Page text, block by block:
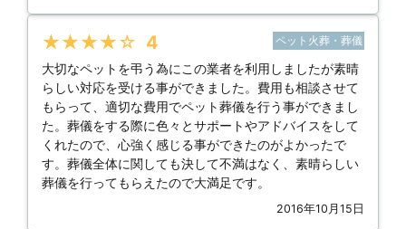
★★★★★ 4 ペット火葬・葬儀
大切なペットを弔う為にこの業者を利用しましたが素晴
らしい対応を受ける事ができました。費用も相談させて
もらって、適切な費用でペット葬儀を行う事ができまし
た。葬儀をする際に色々とサポートやアドバイスをして
くれたので、心強く感じる事ができたのがよかったで
す。葬儀全体に関しても決して不満はなく、素晴らしい
葬儀を行ってもらえたので大満足です。
2016年10月15日